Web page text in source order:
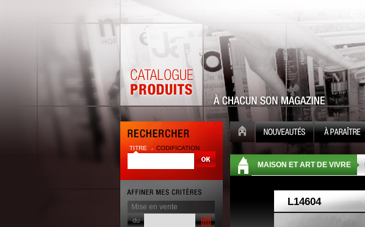
TITRE CODIFICATION
Mise en vente
du
MAISON ET ART DE VIVRE